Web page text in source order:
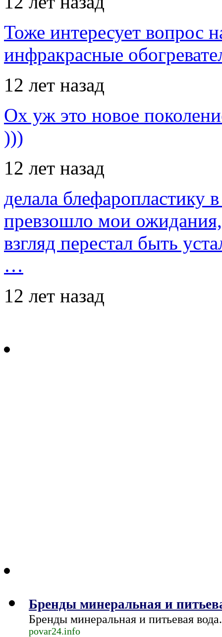
Тоже интересует вопрос
инфракрасные
12 лет назад
Ох уж это новое
)))
12 лет назад
делала блефаропластику
превзошло мои
взгляд перестал быть
…
12 лет назад
Бренды минеральная и
Бренды минеральная и питьевая вода.
povar24.info